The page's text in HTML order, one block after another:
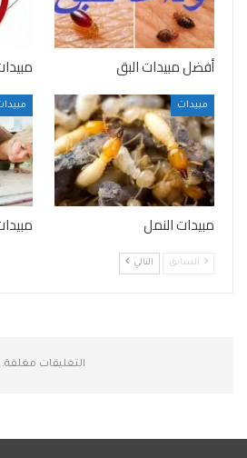
أفضل مبيدات البق
مبيدات
مبيدات النمل
السابق التالي
التعليقات مغلقة.